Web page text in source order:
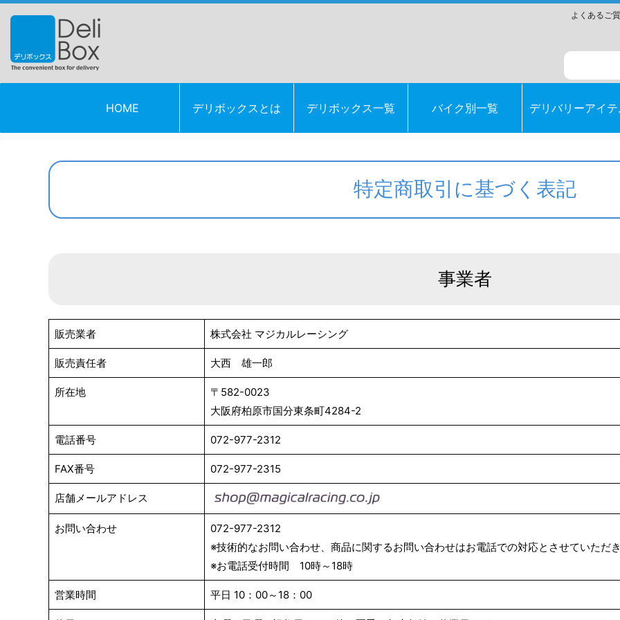
よくあるご
HOME デリボックスとは デリボックス一覧 バイク別一覧 デリバリーアイ
特定商取引に基づく表記
事業者
販売業者 株式会社 マジカルレーシング
販売責任者 大西 雄一郎
所在地
〒582-0023
大阪府柏原市国分東条町4284-2
電話番号 072-977-2312
FAX番号 072-977-2315
店舗メールアドレス
お問い合わせ
072-977-2312
※技術的なお問い合わせ、商品に関するお問い合わせはお電話での対応とさせていただ
※お電話受付時間 10時～18時
営業時間 平日 10：00～18：00